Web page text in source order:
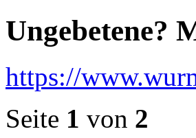
Ungebetene?
https://
Seite 1 von 2